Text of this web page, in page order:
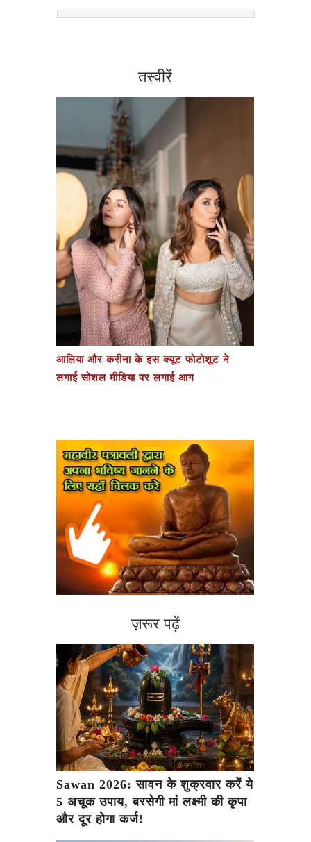
तस्वीरें
आलिया और करीना के इस क्यूट फोटोशूट ने
लगाई सोशल मीडिया पर लगाई आग
ज़रूर पढ़ें
Sawan 2026: सावन के शुक्रवार करें ये
5 अचूक उपाय, बरसेगी मां लक्ष्मी की कृपा
और दूर होगा कर्ज!